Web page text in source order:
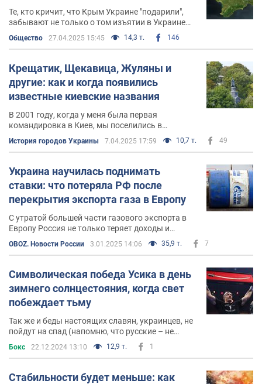
Те, кто кричит, что Крым Украине "подарили",
забывают не только о том изъятии в Украине
тысяч гектаров плодородных земель, но и об
огромных инвестициях, сделанных Украиной в
Общество 27.04.2025 15:45 14,3 т. 146
Крещатик, Щекавица, Жуляны и
другие: как и когда появились
известные киевские названия
В 2001 году, когда у меня была первая
командировка в Киев, мы поселились в
пансионате Конча-Заспа. Тогда никто не смог
объяснить мне природу такого удивительного
История городов Украины 7.04.2025 17:59 10,7 т. 49
Украина научилась поднимать
ставки: что потеряла РФ после
перекрытия экспорта газа в Европу
С утратой большей части газового экспорта в
Европу Россия не только теряет доходы и
OBOZ. Новости России 3.01.2025 14:06 35,9 т. 7
Символическая победа Усика в день
зимнего солнцестояния, когда свет
побеждает тьму
Так же и беды настоящих славян, украинцев, не
пойдут на спад (напомню, что русские – не
славяне, и это даже не национальность), и свет
окончательно победит тьму!
Бокс 22.12.2024 13:10 12,9 т. 1
Стабильности будет меньше: как